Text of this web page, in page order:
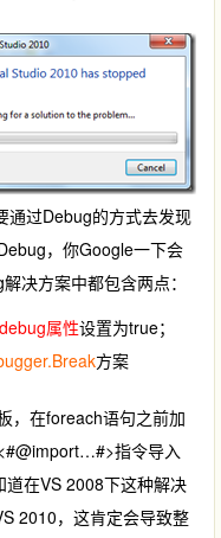
通过Debug的方式去发现
，你Google一下会
决方案中都包含两点：
debug属性设置为true；
方案
，在foreach语句之前加
指令导入
在VS 2008下这种解决
2010，这肯定会导致整